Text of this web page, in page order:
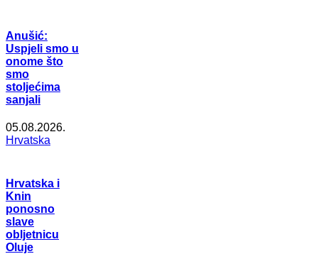
Anušić:
Uspjeli smo u
onome što
smo
stoljećima
sanjali
05.08.2026.
Hrvatska
Hrvatska i
Knin
ponosno
slave
obljetnicu
Oluje